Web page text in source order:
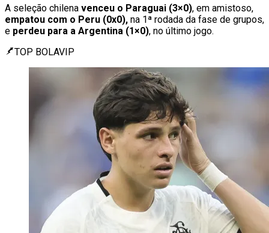
A seleção chilena venceu o Paraguai (3×0), em amistoso,
empatou com o Peru (0x0), na 1ª rodada da fase de grupos,
e perdeu para a Argentina (1×0), no último jogo.
TOP BOLAVIP